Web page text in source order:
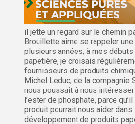
il jette un regard sur le chemin
Brouillette aime se rappeler une
plusieurs années, à mes débuts
papetière, je croisais
fournisseurs de produits
Michel Leduc, de la compagnie
nous poussait à nous
l’ester de phosphate, parce
produit pourrait nous aider dans
développement de produits